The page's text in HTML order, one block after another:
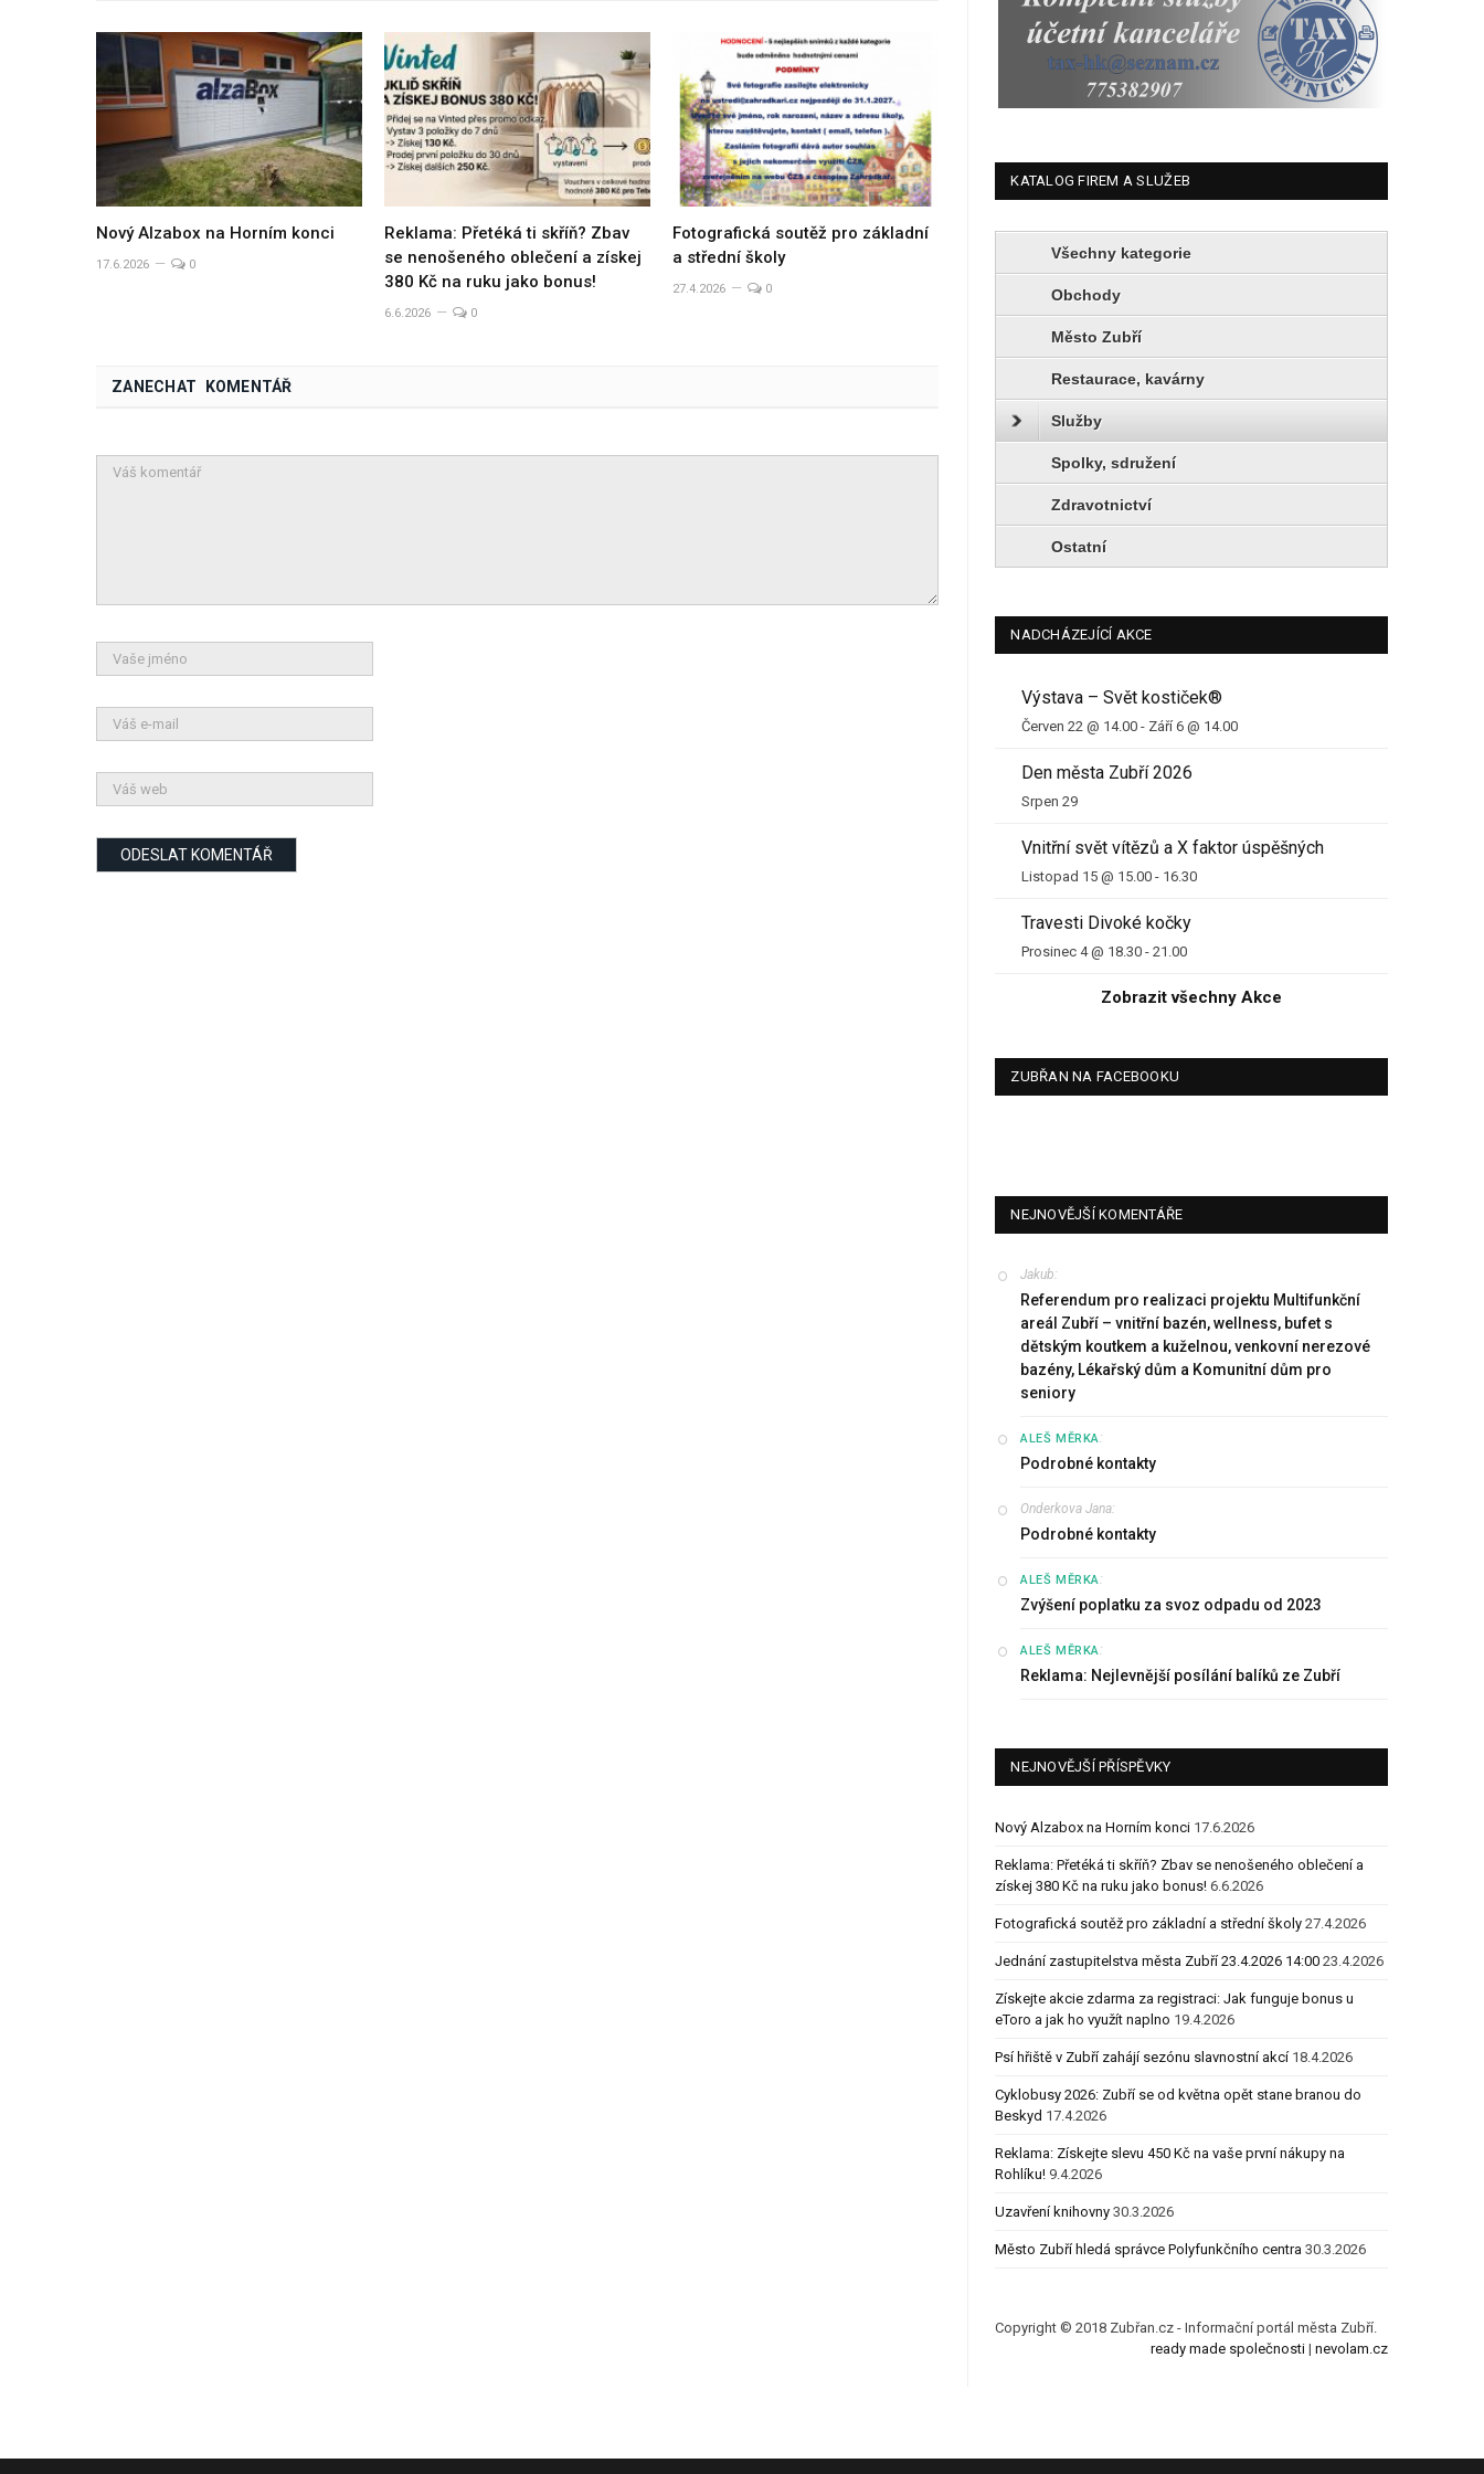
Nový Alzabox na Horním konci
17.6.2026 0
Reklama: Přetéká ti skříň? Zbav
se nenošeného oblečení a získej
380 Kč na ruku jako bonus!
6.6.2026 0
Fotografická soutěž pro základní
a střední školy
27.4.2026 0
ZANECHAT KOMENTÁŘ
KATALOG FIREM A SLUŽEB
Všechny kategorie
Obchody
Město Zubří
Restaurace, kavárny
Služby
Spolky, sdružení
Zdravotnictví
Ostatní
NADCHÁZEJÍCÍ AKCE
Výstava – Svět kostiček®
Červen 22 @ 14.00 - Září 6 @ 14.00
Den města Zubří 2026
Srpen 29
Vnitřní svět vítězů a X faktor úspěšných
Listopad 15 @ 15.00 - 16.30
Travesti Divoké kočky
Prosinec 4 @ 18.30 -21.00
Zobrazit všechny Akce
ZUBŘAN NA FACEBOOKU
NEJNOVĚJŠÍ KOMENTÁŘE
Jakub:
Referendum pro realizaci projektu Multifunkční
areál Zubří – vnitřní bazén, wellness, bufet s
dětským koutkem a kuželnou, venkovní nerezové
bazény, Lékařský dům a Komunitní dům pro
seniory
ALEŠ MĚRKA:
Podrobné kontakty
Onderkova Jana:
Podrobné kontakty
ALEŠ MĚRKA:
Zvýšení poplatku za svoz odpadu od 2023
ALEŠ MĚRKA:
Reklama: Nejlevnější posílání balíků ze Zubří
NEJNOVĚJŠÍ PŘÍSPĚVKY
Nový Alzabox na Horním konci 17.6.2026
Reklama: Přetéká ti skříň? Zbav se nenošeného oblečení a
získej 380 Kč na ruku jako bonus! 6.6.2026
Fotografická soutěž pro základní a střední školy 27.4.2026
Jednání zastupitelstva města Zubří 23.4.2026 14:00 23.4.2026
Získejte akcie zdarma za registraci: Jak funguje bonus u
eToro a jak ho využít naplno 19.4.2026
Psí hřiště v Zubří zahájí sezónu slavnostní akcí 18.4.2026
Cyklobusy 2026: Zubří se od května opět stane branou do
Beskyd 17.4.2026
Reklama: Získejte slevu 450 Kč na vaše první nákupy na
Rohlíku! 9.4.2026
Uzavření knihovny 30.3.2026
Město Zubří hledá správce Polyfunkčního centra 30.3.2026
Copyright © 2018 Zubřan.cz - Informační portál města Zubří.
ready made společnosti| nevolam.cz